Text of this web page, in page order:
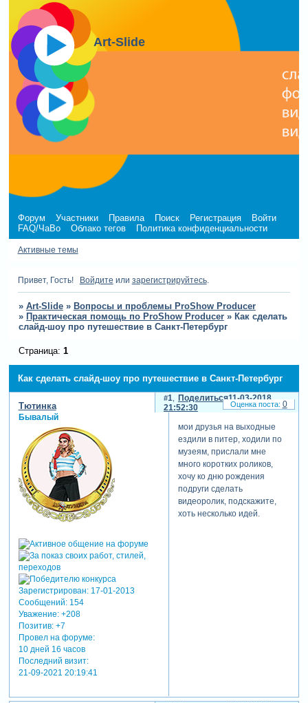
Art-Slide
Форум Участники Правила Поиск Регистрация
Войти
FAQ/ЧаВо
Облако тегов Политика конфиденциальности
Активные темы
Привет, Гость! Войдите или зарегистрируйтесь.
» Art-Slide » Вопросы и проблемы ProShow Producer
» Практическая помощь по ProShow Producer » Как сделать
слайд-шоу про путешествие в Санкт-Петербург
Как сделать слайд-шоу про путешествие в Санкт-Петербург
Страница: 1
Поделиться
1
11-03-2018
21:52:30
Тютинка
Бывалый
Зарегистрирован: 17-01-2013
Сообщений:154
Уважение: +208
Позитив: +7
Провел на форуме:
10 дней 16 часов
Последний визит:
21-09-2021 20:19:41
мои друзья на выходные
ездили в питер, ходили по
музеям, прислали мне
много коротких роликов,
хочу ко дню рождения
подруги сделать
видеоролик, подскажите,
хоть несколько идей.
0